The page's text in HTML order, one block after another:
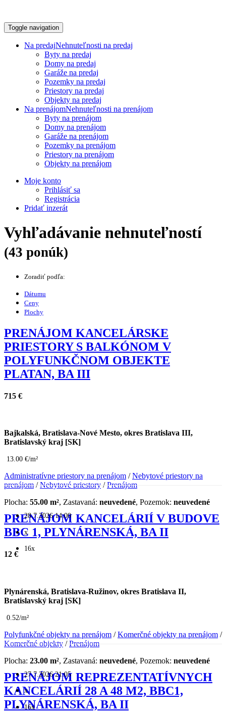
Toggle navigation
Na predajNehnuteľnosti na predaj
Byty na predaj
Domy na predaj
Garáže na predaj
Pozemky na predaj
Priestory na predaj
Objekty na predaj
Na prenájomNehnuteľnosti na prenájom
Byty na prenájom
Domy na prenájom
Garáže na prenájom
Pozemky na prenájom
Priestory na prenájom
Objekty na prenájom
Moje konto
Prihlásiť sa
Registrácia
Pridať inzerát
Vyhľadávanie nehnuteľností
(43 ponúk)
Zoradiť podľa:
Dátumu
Ceny
Plochy
PRENÁJOM KANCELÁRSKE
PRIESTORY S BALKÓNOM V
POLYFUNKČNOM OBJEKTE
PLATAN, BA III
715 €
Bajkalská, Bratislava-Nové Mesto, okres Bratislava III,
Bratislavský kraj [SK]
13.00 €/m²
Administratívne priestory na prenájom /Nebytové priestory na
prenájom /Nebytové priestory /Prenájom
Plocha: 55.00 m², Zastavaná: neuvedené, Pozemok: neuvedené
28.7.2026 14:00
x
16x
PRENÁJOM KANCELÁRIÍ V BUDOVE
BBC 1, PLYNÁRENSKÁ, BA II
12 €
Plynárenská, Bratislava-Ružinov, okres Bratislava II,
Bratislavský kraj [SK]
0.52/m²
Polyfunkčné objekty na prenájom /Komerčné objekty na prenájom /
Komerčné objekty /Prenájom
Plocha: 23.00 m², Zastavaná: neuvedené, Pozemok: neuvedené
27.7.2026 21:05
x
16x
PRENÁJOM REPREZENTATÍVNYCH
KANCELÁRIÍ 28 A 48 M2, BBC1,
PLYNÁRENSKÁ, BA II